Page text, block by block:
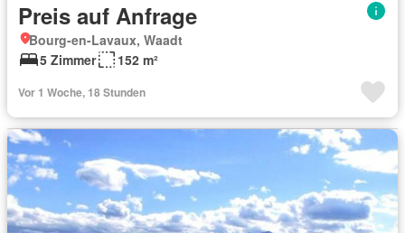
Preis auf Anfrage
Bourg-en-Lavaux, Waadt
5 Zimmer
152 m²
Vor 1 Woche, 18 Stunden